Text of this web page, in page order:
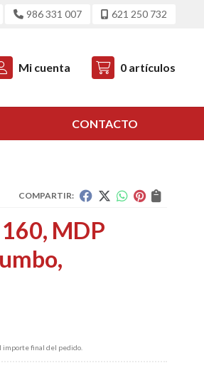
986 331 007 621 250 732
Mi cuenta 0 artículos
CONTACTO
COMPARTIR:
MDP
importe final del pedido.